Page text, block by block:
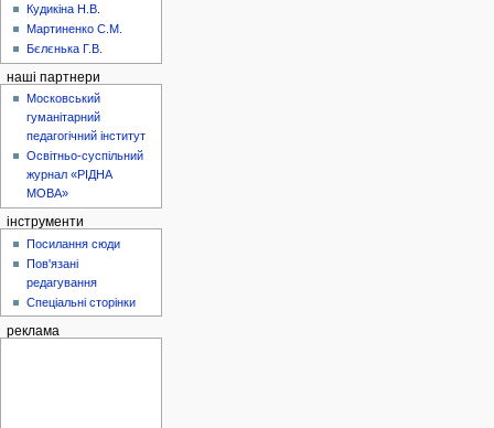
Кудикіна Н.В.
Мартиненко С.М.
Бєлєнька Г.В.
наші партнери
Московський
гуманітарний
педагогічний інститут
Освітньо-суспільний
журнал «РІДНА
МОВА»
інструменти
Посилання сюди
Пов'язані
редагування
Спеціальні сторінки
реклама